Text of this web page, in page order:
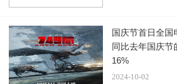
映，只有《封神1》不紧不慢，在别的影
它还在待定中，或许是怕票房不高到时
还有一种原因就是它在精益求精，像这
国庆节首日全国
同比去年国庆节
16%
2024-10-02